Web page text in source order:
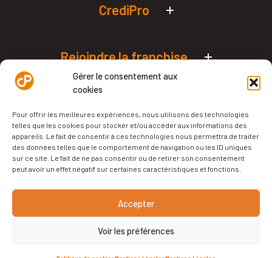
Gérer le consentement aux
cookies
Pour offrir les meilleures expériences, nous utilisons des technologies
telles que les cookies pour stocker et/ou accéder aux informations des
appareils. Le fait de consentir à ces technologies nous permettra de traiter
des données telles que le comportement de navigation ou les ID uniques
sur ce site. Le fait de ne pas consentir ou de retirer son consentement
peut avoir un effet négatif sur certaines caractéristiques et fonctions.
Accepter
Voir les préférences
Simulateurs de prêt pro
Podcast – Le Micro Orange
CrediPro
Nos agences en France
Financer votre projet
Rejoindre la franchise
Devenez franchisé
Notre livre blanc
Notre podcast
Tous droits réservés | CrediPro